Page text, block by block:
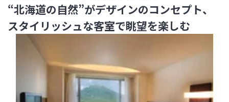
“北海道の自然”がデザインのコンセプト、
スタイリッシュな客室で眺望を楽しむ